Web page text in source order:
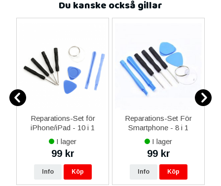
Du kanske också gillar
Reparations-Set för
iPhone/iPad - 10 i 1
I lager
99 kr
Info Köp
Reparations-Set För
Smartphone - 8 i 1
I lager
99 kr
Info Köp